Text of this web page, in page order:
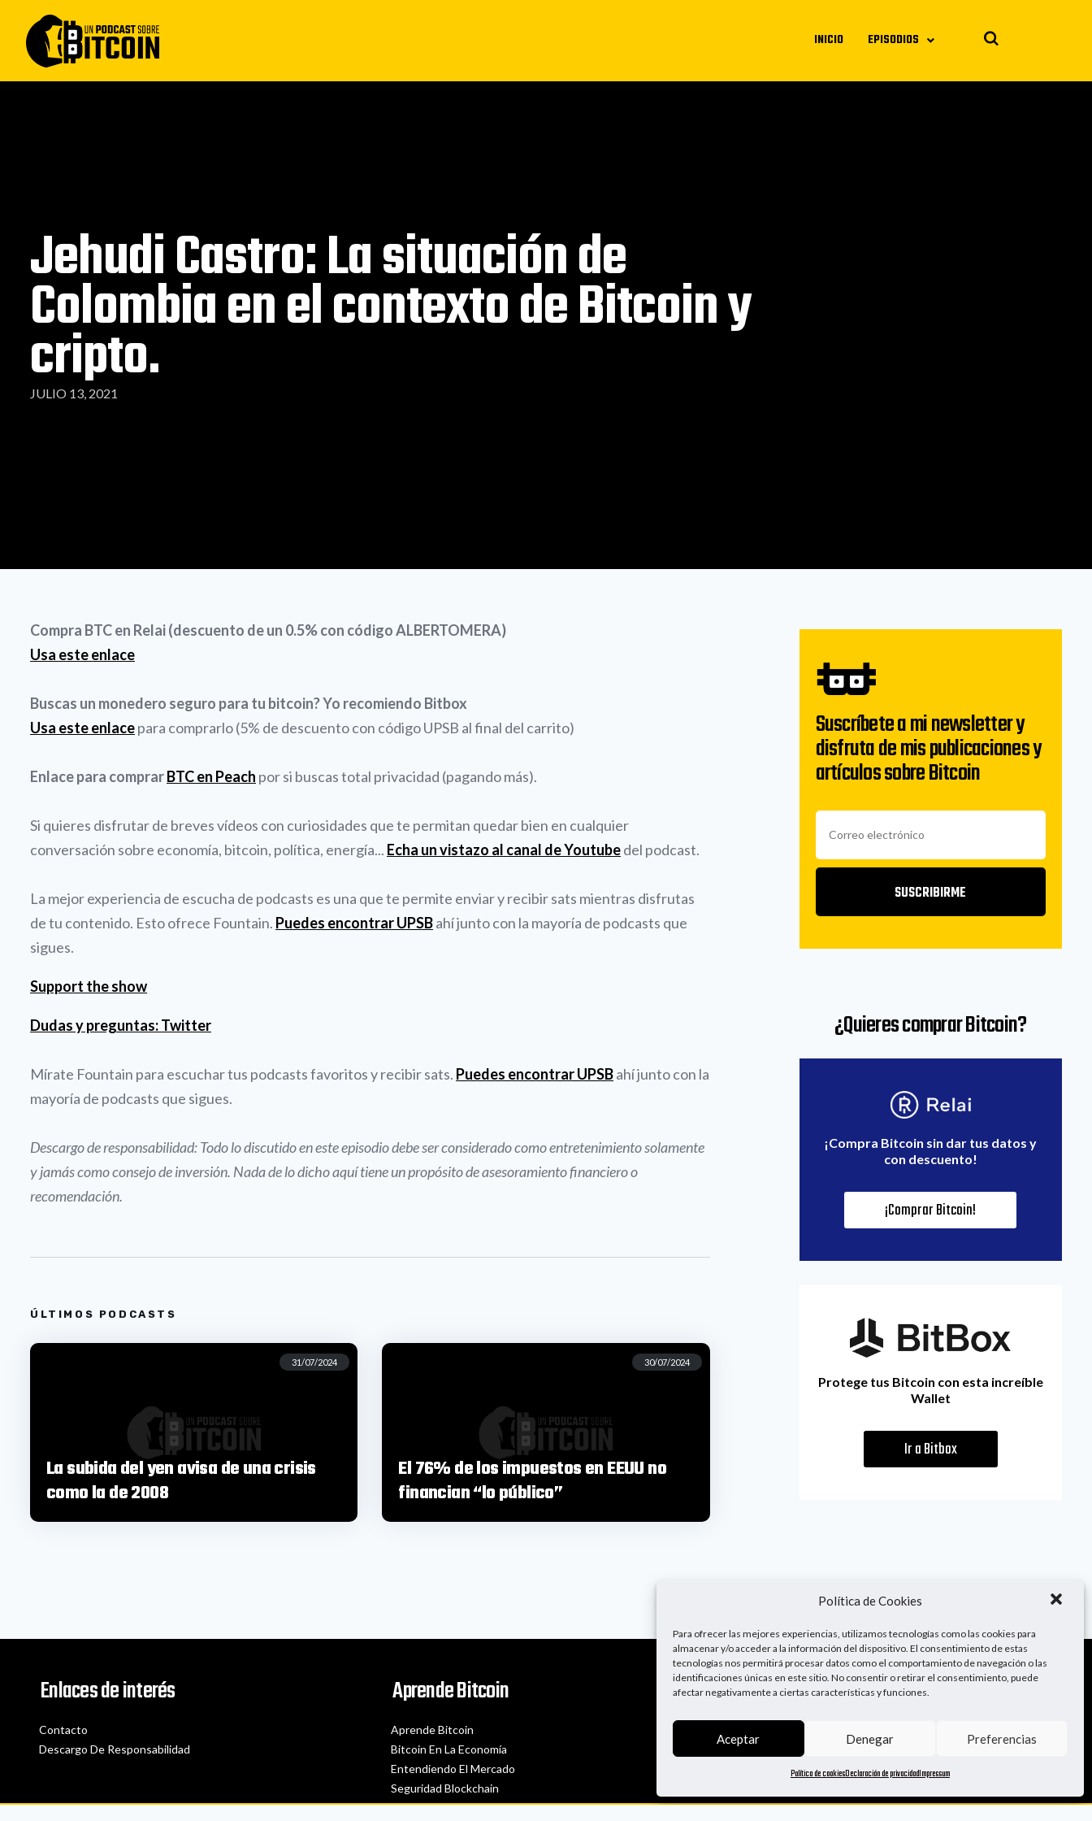
Política de Cookies
Para ofrecer las mejores experiencias, utilizamos tecnologías como las cookies para
almacenar y/o acceder a la información del dispositivo. El consentimiento de estas
tecnologías nos permitirá procesar datos como el comportamiento de navegación o las
identificaciones únicas en este sitio. No consentir o retirar el consentimiento, puede
afectar negativamente a ciertas características y funciones.
Aceptar Denegar Preferencias
Política de cookiesDeclaración de privacidadImpressum
INICIO EPISODIOS
Jehudi Castro: La situación de
Colombia en el contexto de Bitcoin y
cripto.
JULIO 13, 2021
Compra BTC en Relai (descuento de un 0.5% con código ALBERTOMERA)
Usa este enlace
Buscas un monedero seguro para tu bitcoin? Yo recomiendo Bitbox
Usa este enlacepara comprarlo (5% de descuento con código UPSB al final del carrito)
Enlace para comprarBTC en Peach por si buscas total privacidad (pagando más).
Si quieres disfrutar de breves vídeos con curiosidades que te permitan quedar bien en cualquier
conversación sobre economía, bitcoin, política, energía... Echa un vistazo al canal de Youtubedel podcast.
La mejor experiencia de escucha de podcasts es una que te permite enviar y recibir sats mientras disfrutas
de tu contenido. Esto ofrece Fountain. Puedes encontrar UPSBahí junto con la mayoría de podcasts que
sigues.
Support the show
Dudas y preguntas: Twitter
Mírate Fountain para escuchar tus podcasts favoritos y recibir sats. Puedes encontrar UPSBahí junto con la
mayoría de podcasts que sigues.
Descargo de responsabilidad: Todo lo discutido en este episodio debe ser considerado como entretenimiento solamente
y jamás como consejo de inversión. Nada de lo dicho aquí tiene un propósito de asesoramiento financiero o
recomendación.
ÚLTIMOS PODCASTS
31/07/2024
La subida del yen avisa de una crisis
como la de 2008
30/07/2024
El 76% de los impuestos en EEUU no
financian “lo público”
Suscríbete a mi newsletter y
disfruta de mis publicaciones y
artículos sobre Bitcoin
SUSCRIBIRME
¿Quieres comprar Bitcoin?
¡Compra Bitcoin sin dar tus datos y
con descuento!
¡Comprar Bitcoin!
Protege tus Bitcoin con esta increíble
Wallet
Ir a Bitbox
Enlaces de interés
Contacto
Descargo De Responsabilidad
Aprende Bitcoin
Aprende Bitcoin
Bitcoin En La Economía
Entendiendo El Mercado
Seguridad Blockchain
¡Sígueme!